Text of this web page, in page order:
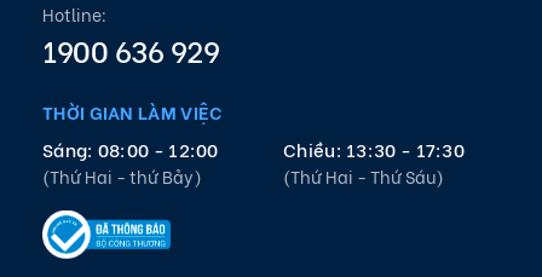
Hotline:
1900 636 929
THỜI GIAN LÀM VIỆC
Sáng: 08:00 - 12:00
(Thứ Hai - thứ Bảy)
Chiều: 13:30 - 17:30
(Thứ Hai - Thứ Sáu)